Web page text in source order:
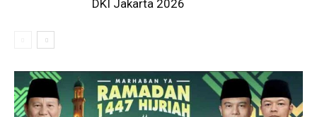
DKI Jakarta 2026